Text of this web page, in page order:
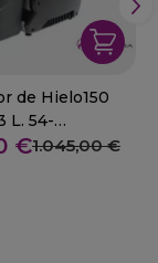
de Hielo150
L. 54-
€1.045,00 €